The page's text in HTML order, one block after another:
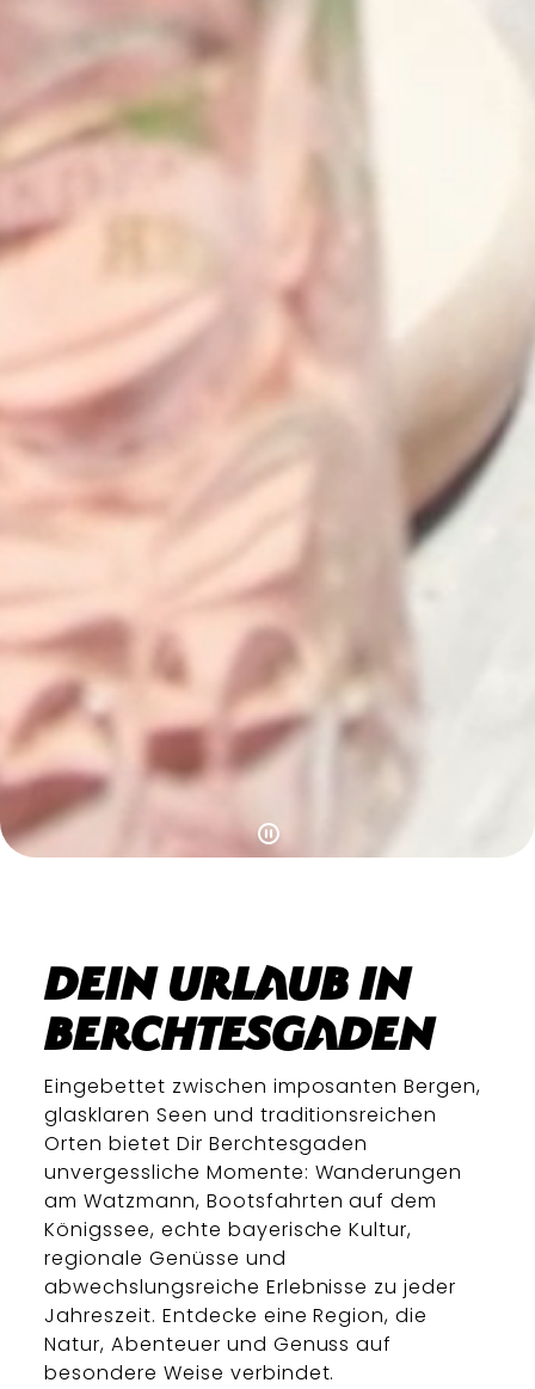
Dein Urlaub in
Berchtesgaden
Eingebettet zwischen imposanten Bergen,
glasklaren Seen und traditionsreichen
Orten bietet Dir Berchtesgaden
unvergessliche Momente: Wanderungen
am Watzmann, Bootsfahrten auf dem
Königssee, echte bayerische Kultur,
regionale Genüsse und
abwechslungsreiche Erlebnisse zu jeder
Jahreszeit. Entdecke eine Region, die
Natur, Abenteuer und Genuss auf
besondere Weise verbindet.